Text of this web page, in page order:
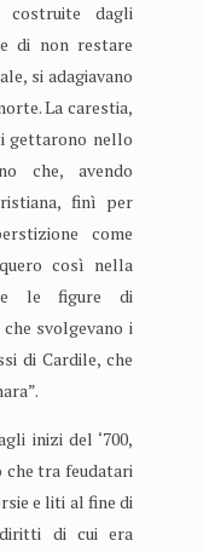
dagli
di non restare
si adagiavano
La carestia,
gettarono nello
che, avendo
finì per
come
così nella
le figure di
svolgevano i
di Cardile, che
inizi del ‘700,
tra feudatari
e liti al fine di
di cui era